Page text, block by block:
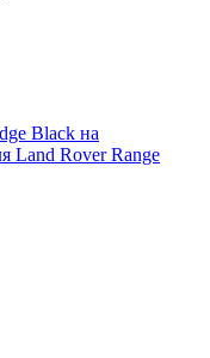
Black на
Land Rover Range